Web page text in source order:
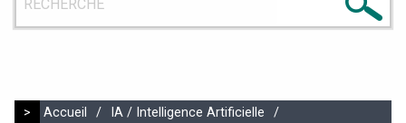
> Accueil / IA / Intelligence Artificielle
/